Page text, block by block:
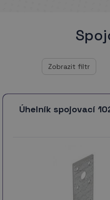
Úhelník spojovací